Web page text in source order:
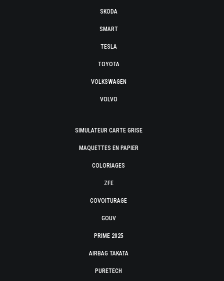
SKODA
SMART
TESLA
TOYOTA
VOLKSWAGEN
VOLVO
SIMULATEUR CARTE GRISE
MAQUETTES EN PAPIER
COLORIAGES
ZFE
COVOITURAGE
GOUV
PRIME 2025
AIRBAG TAKATA
PURETECH